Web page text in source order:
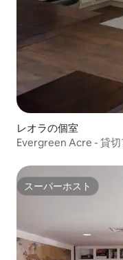
レオラの個室
Evergreen Acre - 貸
スーパーホスト
スーパーホスト